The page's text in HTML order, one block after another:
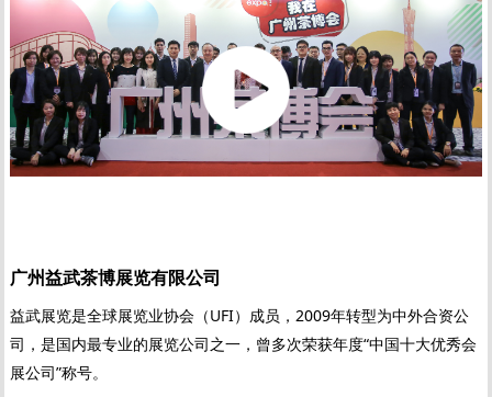
广州益武茶博展览有限公司
益武展览是全球展览业协会（UFI）成员，2009年转型为中外合资公
司，是国内最专业的展览公司之一，曾多次荣获年度“中国十大优秀会
展公司”称号。